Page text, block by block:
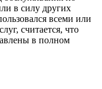
в силу других
всеми или
считается, что
в полном